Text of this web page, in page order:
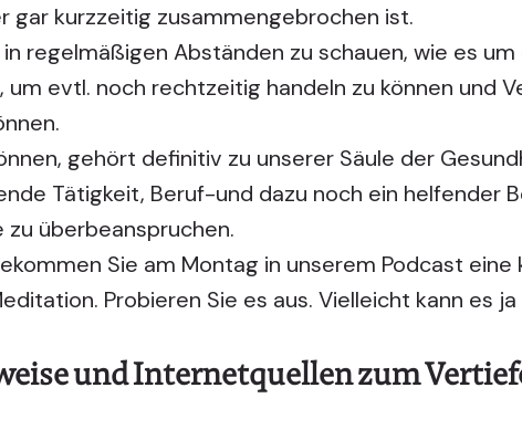
gar kurzzeitig zusammengebrochen ist.
regelmäßigen Abständen zu schauen, wie es
um evtl. noch rechtzeitig handeln zu können und
gehört definitiv zu unserer Säule der
Tätigkeit, Beruf-und dazu noch ein helfender
überbeanspruchen.
Sie am Montag in unserem Podcast eine
Probieren Sie es aus. Vielleicht kann es
und Internetquellen zum